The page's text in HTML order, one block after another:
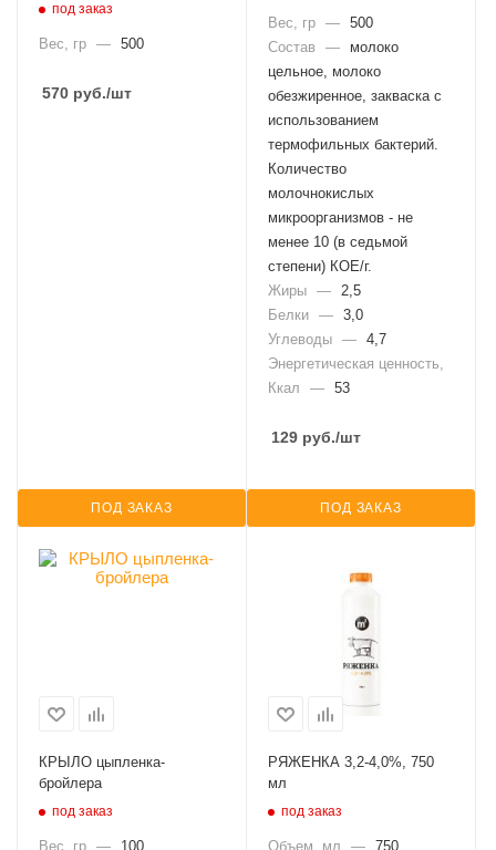
под заказ
Вес, гр — 500
570 руб./шт
ПОД ЗАКАЗ
Вес, гр — 500
Состав
—
молоко
цельное, молоко
обезжиренное, закваска с
использованием
термофильных бактерий.
Количество
молочнокислых
микроорганизмов - не
менее 10 (в седьмой
степени) КОЕ/г.
Жиры — 2,5
Белки — 3,0
Углеводы — 4,7
Энергетическая ценность,
Ккал
— 53
129 руб./шт
ПОД ЗАКАЗ
КРЫЛО цыпленка-
бройлера
под заказ
Вес, гр —
100
РЯЖЕНКА 3,2-4,0%, 750
мл
под заказ
Объем, мл — 750